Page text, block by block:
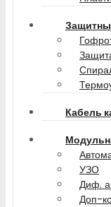
Кабель
УЗО
Диф.
Доп-